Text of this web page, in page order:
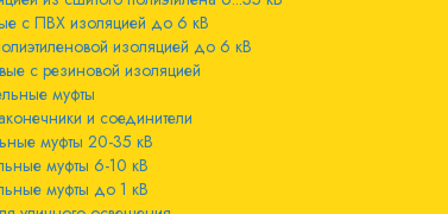
с ПВХ изоляцией до 6 кВ
изоляцией до 6 кВ
с резиновой изоляцией
муфты
и соединители
муфты 20-35 кВ
муфты 6-10 кВ
муфты до 1 кВ
до 6
изоляцией из
6...35 кВ
с ПВХ
до 1 кВ
освещения